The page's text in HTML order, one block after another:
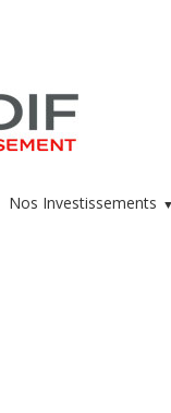
Nos Investissements ▼